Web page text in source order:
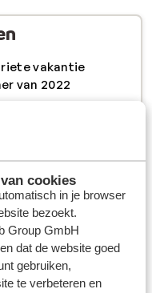
cookies
in je browser
bezoekt.
Group GmbH
dat de website goed
gebruiken,
te verbeteren en
vakantie
van 2022
data en prijzen
al prijzen en
2022 hebben